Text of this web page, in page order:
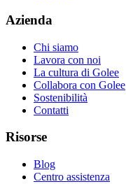
Azienda
Chi siamo
Lavora con noi
La cultura di Golee
Collabora con Golee
Sostenibilità
Contatti
Risorse
Blog
Centro assistenza